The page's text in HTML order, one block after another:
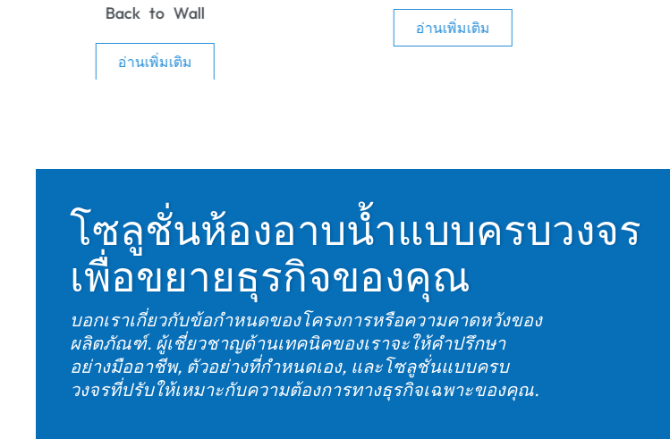
อ่านเพิ่มเติม
โซลูชั่นห้องอาบน้ำแบบครบวงจร
เพื่อขยายธุรกิจของคุณ
บอกเราเกี่ยวกับข้อกำหนดของโครงการหรือความคาดหวังของ
ผลิตภัณฑ์. ผู้เชี่ยวชาญด้านเทคนิคของเราจะให้คำปรึกษา
อย่างมืออาชีพ, ตัวอย่างที่กำหนดเอง, และโซลูชั่นแบบครบ
วงจรที่ปรับให้เหมาะกับความต้องการทางธุรกิจเฉพาะของคุณ.